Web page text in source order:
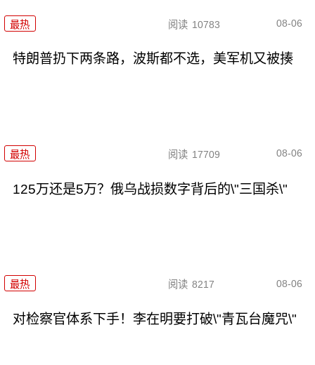
最热 阅读 10783 08-06
特朗普扔下两条路，波斯都不选，美军机又被揍
最热 阅读 17709 08-06
125万还是5万？俄乌战损数字背后的\"三国杀\"
最热 阅读 8217 08-06
对检察官体系下手！李在明要打破\"青瓦台魔咒\"